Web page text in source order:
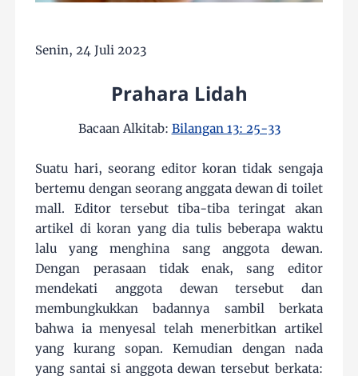
Senin, 24 Juli 2023
Prahara Lidah
Bacaan Alkitab: Bilangan 13: 25-33
Suatu hari, seorang editor koran tidak sengaja
bertemu dengan seorang anggata dewan di toilet
mall. Editor tersebut tiba-tiba teringat akan
artikel di koran yang dia tulis beberapa waktu
lalu yang menghina sang anggota dewan.
Dengan perasaan tidak enak, sang editor
mendekati anggota dewan tersebut dan
membungkukkan badannya sambil berkata
bahwa ia menyesal telah menerbitkan artikel
yang kurang sopan. Kemudian dengan nada
yang santai si anggota dewan tersebut berkata: